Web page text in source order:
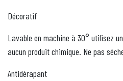
Décoratif
Lavable en machine à 30° utilisez
aucun produit chimique. Ne pas
Antidérapant